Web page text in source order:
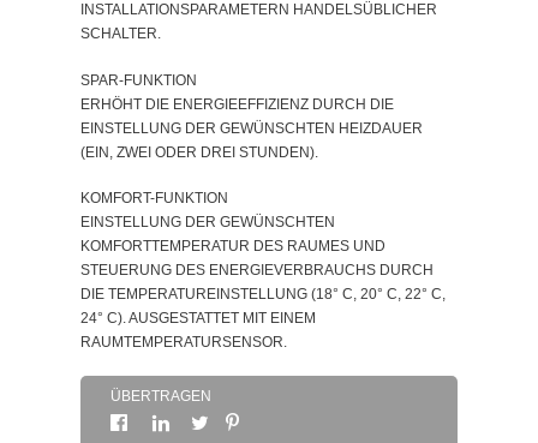
INSTALLATIONSPARAMETERN HANDELSÜBLICHER
SCHALTER.
SPAR-FUNKTION
ERHÖHT DIE ENERGIEEFFIZIENZ DURCH DIE
EINSTELLUNG DER GEWÜNSCHTEN HEIZDAUER
(EIN, ZWEI ODER DREI STUNDEN).
KOMFORT-FUNKTION
EINSTELLUNG DER GEWÜNSCHTEN
KOMFORTTEMPERATUR DES RAUMES UND
STEUERUNG DES ENERGIEVERBRAUCHS DURCH
DIE TEMPERATUREINSTELLUNG (18° C, 20° C, 22° C,
24° C). AUSGESTATTET MIT EINEM
RAUMTEMPERATURSENSOR.
ÜBERTRAGEN
PRESSEMITTEILUNGEN
NACHRICHTEN
SOBRE
KONTAKTDATEN